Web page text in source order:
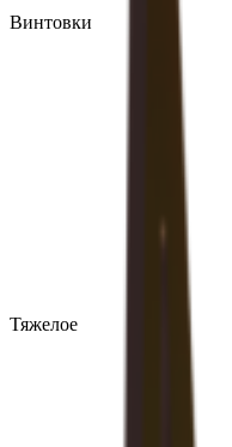
Винтовки
Тяжелое